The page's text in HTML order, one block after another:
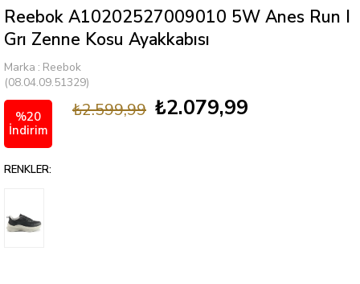
Reebok A10202527009010 5W Anes Run I
Grı Zenne Kosu Ayakkabısı
Marka : Reebok
(08.04.09.51329)
%20
İndirim
₺2.599,99 ₺2.079,99
RENKLER: